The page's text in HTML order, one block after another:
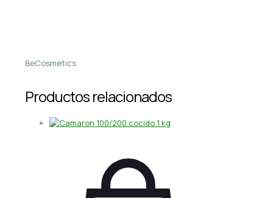
BeCosmetics
Productos relacionados